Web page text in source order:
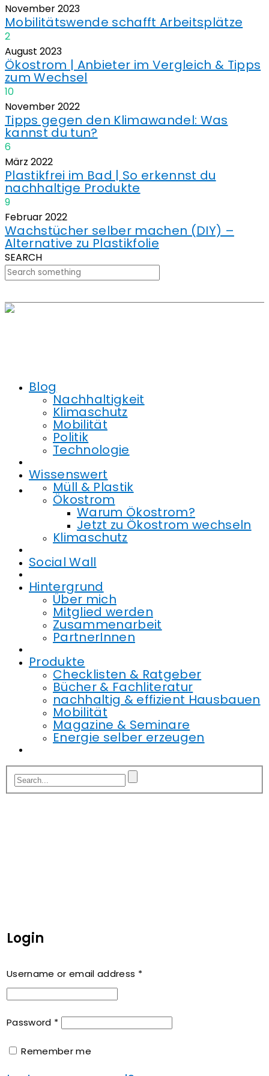
November2023
Mobilitätswende schafft Arbeitsplätze
2
August 2023
Ökostrom | Anbieter im Vergleich & Tipps
zum Wechsel
10
November2022
Tipps gegen den Klimawandel: Was
kannst du tun?
6
März 2022
Plastikfrei im Bad | So erkennst du
nachhaltige Produkte
9
Februar2022
Wachstücher selber machen (DIY) –
Alternative zu Plastikfolie
SEARCH
Social Wall
Hintergrund
Produkte
Blog
Nachhaltigkeit
Klimaschutz
Mobilität
Politik
Technologie
Wissenswert
Müll & Plastik
Ökostrom
Warum Ökostrom?
Jetzt zu Ökostrom wechseln
Klimaschutz
Social Wall
Hintergrund
Über mich
Mitglied werden
Zusammenarbeit
PartnerInnen
Produkte
Checklisten & Ratgeber
Bücher & Fachliteratur
nachhaltig & effizient Hausbauen
Mobilität
Magazine & Seminare
Energie selber erzeugen
Login
Username or email address *
Password *
Remember me